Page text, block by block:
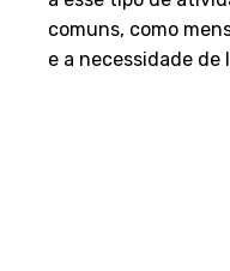
comuns, como
e a necessidade de